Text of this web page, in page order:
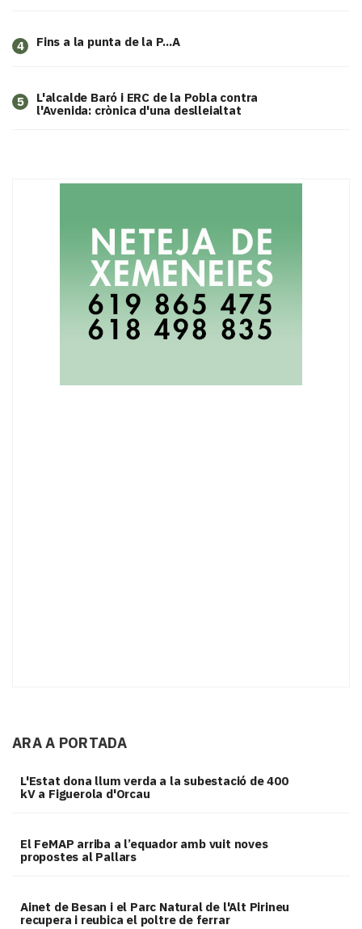
4 Fins a la punta de la P...A
5
L'alcalde Baró i ERC de la Pobla contra
l'Avenida: crònica d'una deslleialtat
ARA A PORTADA
L'Estat dona llum verda a la subestació de 400
kV a Figuerola d'Orcau
El FeMAP arriba a l’equador amb vuit noves
propostes al Pallars
Ainet de Besan i el Parc Natural de l'Alt Pirineu
recupera i reubica el poltre de ferrar